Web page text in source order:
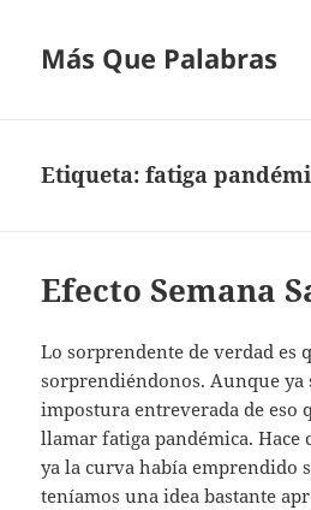
Más Que Palabras
Etiqueta:fatiga
Efecto Semana
Lo sorprendente de verdad es
sorprendiéndonos. Aunque ya
impostura entreverada de eso
llamar fatiga pandémica. Hace
ya la curva había emprendido
teníamos una idea bastante